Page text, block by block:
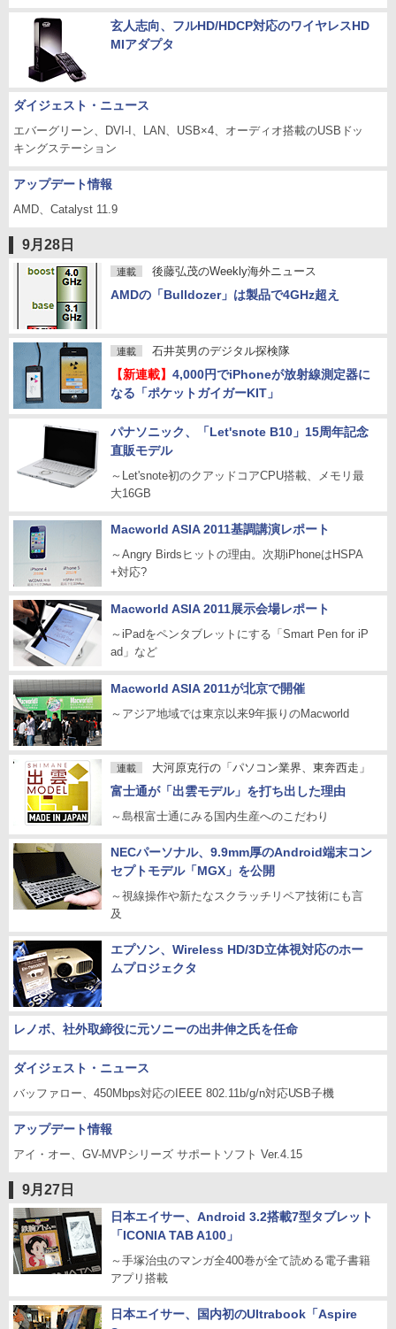
玄人志向、フルHD/HDCP対応のワイヤレスHD
MIアダプタ
ダイジェスト・ニュース
エバーグリーン、DVI-I、LAN、USB×4、オーディオ搭載のUSBドッ
キングステーション
アップデート情報
AMD、Catalyst 11.9
9月28日
連載 後藤弘茂のWeekly海外ニュース
AMDの「Bulldozer」は製品で4GHz超え
連載 石井英男のデジタル探検隊
【新連載】 4,000円でiPhoneが放射線測定器に
なる「ポケットガイガーKIT」
パナソニック、「Let'snote B10」15周年記念
直販モデル
～Let'snote初のクアッドコアCPU搭載、メモリ最
大16GB
Macworld ASIA 2011基調講演レポート
～Angry Birdsヒットの理由。次期iPhoneはHSPA
+対応?
Macworld ASIA 2011展示会場レポート
～iPadをペンタブレットにする「Smart Pen for iP
ad」など
Macworld ASIA 2011が北京で開催
～アジア地域では東京以来9年振りのMacworld
連載 大河原克行の「パソコン業界、東奔西走」
富士通が「出雲モデル」を打ち出した理由
～島根富士通にみる国内生産へのこだわり
NECパーソナル、9.9mm厚のAndroid端末コン
セプトモデル「MGX」を公開
～視線操作や新たなスクラッチリペア技術にも言
及
エプソン、Wireless HD/3D立体視対応のホー
ムプロジェクタ
レノボ、社外取締役に元ソニーの出井伸之氏を任命
ダイジェスト・ニュース
バッファロー、450Mbps対応のIEEE 802.11b/g/n対応USB子機
アップデート情報
アイ・オー、GV-MVPシリーズ サポートソフト Ver.4.15
9月27日
日本エイサー、Android 3.2搭載7型タブレット
「ICONIA TAB A100」
～手塚治虫のマンガ全400巻が全て読める電子書籍
アプリ搭載
日本エイサー、国内初のUltrabook「Aspire